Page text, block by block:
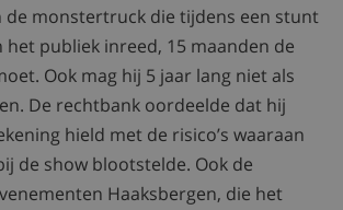
de monstertruck die tijdens een stunt
het publiek inreed, 15 maanden de
Ook mag hij 5 jaar lang niet als
De rechtbank oordeelde dat hij
hield met de risico’s waaraan
de show blootstelde. Ook de
Haaksbergen, die het